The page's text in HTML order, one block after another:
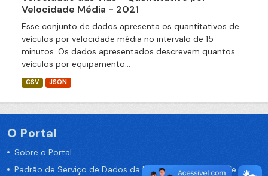
Velocidade Média - 2021
Esse conjunto de dados apresenta os quantitativos de
veículos por velocidade média no intervalo de 15
minutos. Os dados apresentados descrevem quantos
veículos por equipamento...
CSV JSON
O Portal
Sobre o Portal
Padrão de Serviço de Dados da Prefeitura da Cidade de